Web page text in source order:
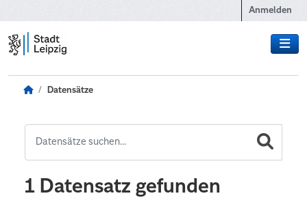
Anmelden
Datensätze
1 Datensatz gefunden